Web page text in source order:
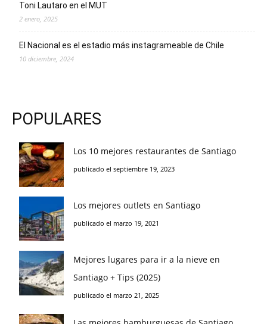
Toni Lautaro en el MUT
2 enero, 2025
El Nacional es el estadio más instagrameable de Chile
10 diciembre, 2024
POPULARES
Los 10 mejores restaurantes de Santiago
publicado el septiembre 19, 2023
Los mejores outlets en Santiago
publicado el marzo 19, 2021
Mejores lugares para ir a la nieve en
Santiago + Tips (2025)
publicado el marzo 21, 2025